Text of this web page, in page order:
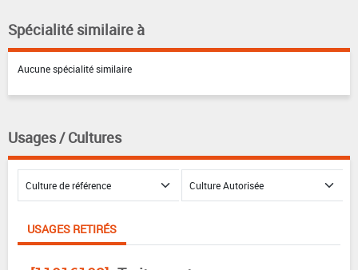
Spécialité similaire à
Aucune spécialité similaire
Usages / Cultures
USAGES RETIRÉS